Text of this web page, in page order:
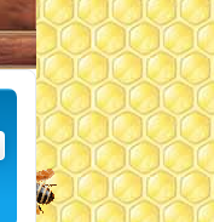
Расширенный поиск